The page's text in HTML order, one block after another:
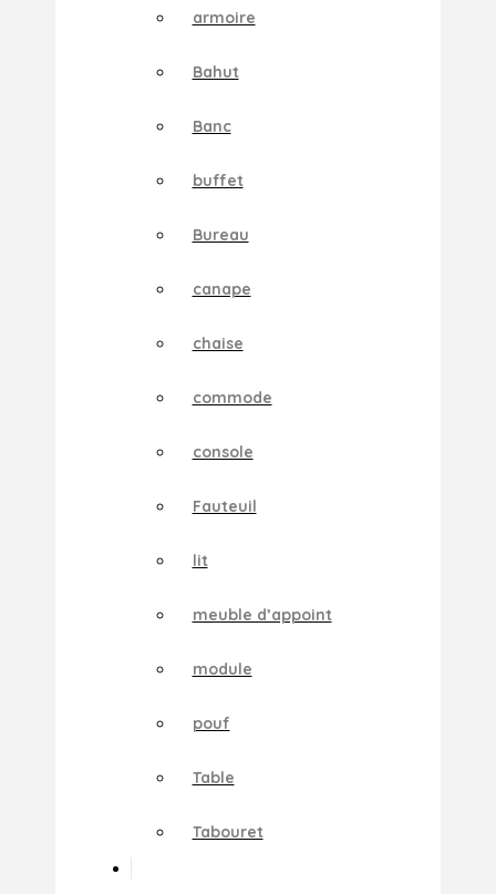
armoire
Bahut
Banc
buffet
Bureau
canape
chaise
commode
console
Fauteuil
lit
meuble d’appoint
module
pouf
Table
Tabouret